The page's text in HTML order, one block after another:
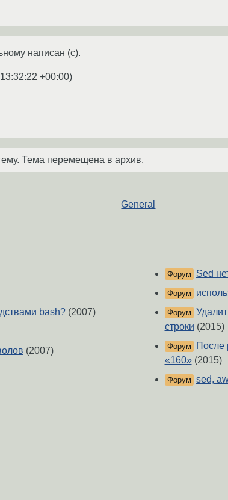
написан (с).
+00:00)
Тема перемещена в архив.
General
bash? (2007)
(2007)
Форум Sed
Форум
Форум
строки (2015)
Форум
После
«160»(2015)
Форум sed,